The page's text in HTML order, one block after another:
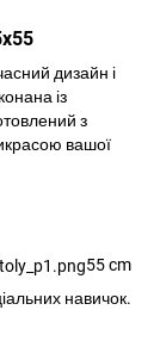
дизайн і
із
з
вашої
55 cm
навичок.